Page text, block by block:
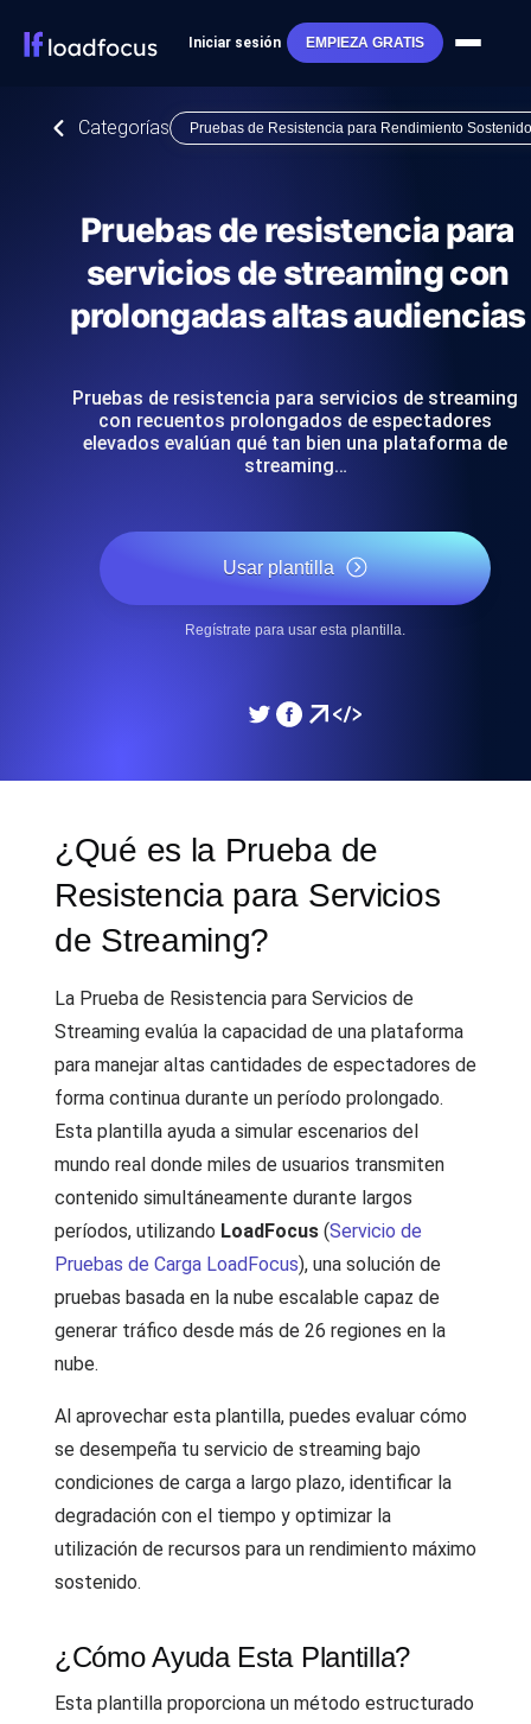
Iniciar sesión EMPIEZA GRATIS
Categorías Pruebas de Resistencia para Rendimiento Sostenido
Pruebas de resistencia para
servicios de streaming con
prolongadas altas audiencias
Pruebas de resistencia para servicios de streaming
con recuentos prolongados de espectadores
elevados evalúan qué tan bien una plataforma de
streaming…
Usar plantilla
Regístrate para usar esta plantilla.
¿Qué es la Prueba de
Resistencia para Servicios
de Streaming?
La Prueba de Resistencia para Servicios de
Streaming evalúa la capacidad de una plataforma
para manejar altas cantidades de espectadores de
forma continua durante un período prolongado.
Esta plantilla ayuda a simular escenarios del
mundo real donde miles de usuarios transmiten
contenido simultáneamente durante largos
períodos, utilizando LoadFocus (Servicio de
Pruebas de Carga LoadFocus), una solución de
pruebas basada en la nube escalable capaz de
generar tráfico desde más de 26 regiones en la
nube.
Al aprovechar esta plantilla, puedes evaluar cómo
se desempeña tu servicio de streaming bajo
condiciones de carga a largo plazo, identificar la
degradación con el tiempo y optimizar la
utilización de recursos para un rendimiento máximo
sostenido.
¿Cómo Ayuda Esta Plantilla?
Esta plantilla proporciona un método estructurado